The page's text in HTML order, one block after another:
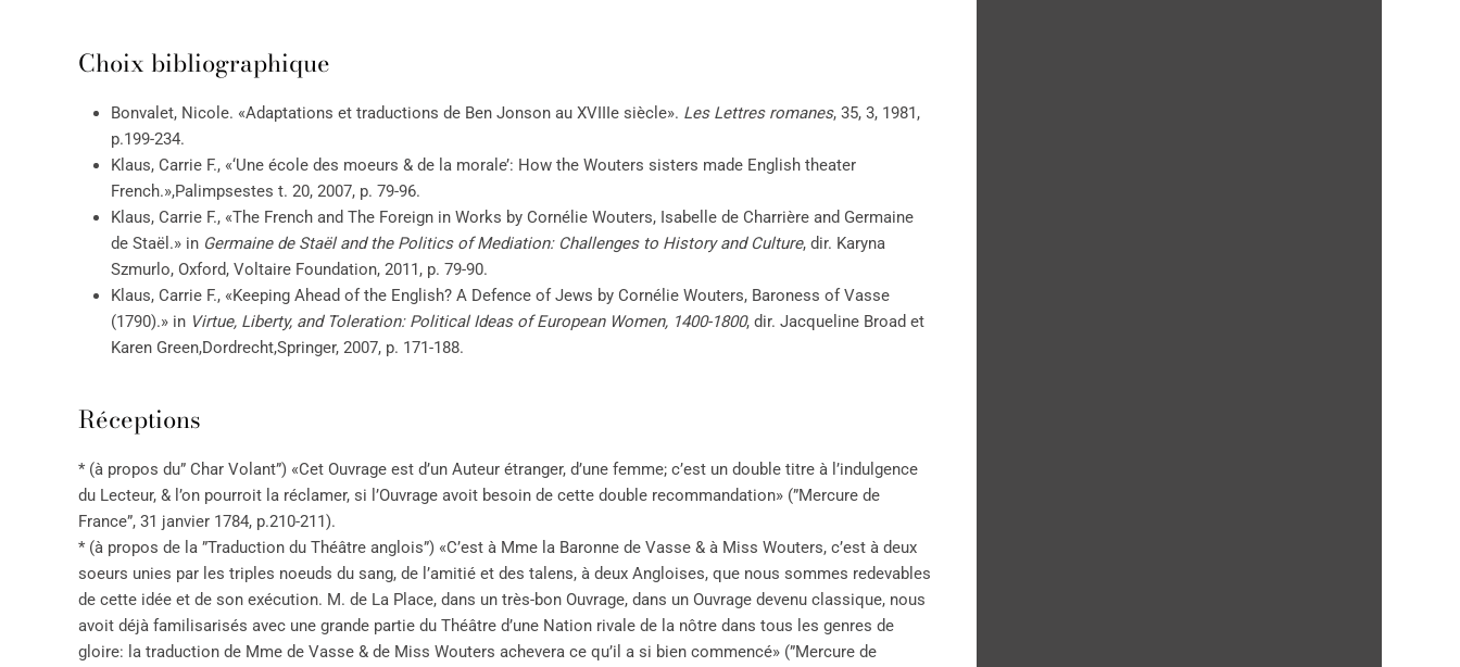
Choix bibliographique
Bonvalet, Nicole. «Adaptations et traductions de Ben Jonson au XVIIIe siècle». Les Lettres romanes, 35, 3, 1981,
p.199-234.
Klaus, Carrie F., «‘Une école des moeurs & de la morale’: How the Wouters sisters made English theater
French.»,Palimpsestes t. 20, 2007, p. 79-96.
Klaus, Carrie F., «The French and The Foreign in Works by Cornélie Wouters, Isabelle de Charrière and Germaine
de Staël.» in Germaine de Staël and the Politics of Mediation: Challenges to History and Culture, dir. Karyna
Szmurlo, Oxford, Voltaire Foundation, 2011, p. 79-90.
Klaus, Carrie F., «Keeping Ahead of the English? A Defence of Jews by Cornélie Wouters, Baroness of Vasse
(1790).» in Virtue, Liberty, and Toleration: Political Ideas of European Women, 1400-1800, dir. Jacqueline Broad et
Karen Green,Dordrecht,Springer, 2007, p. 171-188.
Réceptions
* (à propos du” Char Volant”) «Cet Ouvrage est d’un Auteur étranger, d’une femme; c’est un double titre à l’indulgence
du Lecteur, & l’on pourroit la réclamer, si l’Ouvrage avoit besoin de cette double recommandation» (”Mercure de
France”, 31 janvier 1784, p.210-211).
* (à propos de la ”Traduction du Théâtre anglois”) «C’est à Mme la Baronne de Vasse & à Miss Wouters, c’est à deux
soeurs unies par les triples noeuds du sang, de l’amitié et des talens, à deux Angloises, que nous sommes redevables
de cette idée et de son exécution. M. de La Place, dans un très-bon Ouvrage, dans un Ouvrage devenu classique, nous
avoit déjà familisarisés avec une grande partie du Théâtre d’une Nation rivale de la nôtre dans tous les genres de
gloire: la traduction de Mme de Vasse & de Miss Wouters achevera ce qu’il a si bien commencé» (”Mercure de